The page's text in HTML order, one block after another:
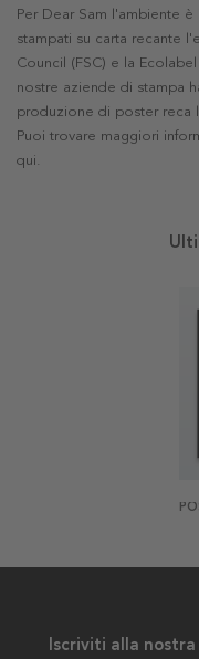
Per Dear Sam l'ambiente
stampati su carta recante
Council (FSC) e la
nostre aziende di stampa
produzione di poster reca
Puoi trovare maggiori
qui.
Iscriviti alla